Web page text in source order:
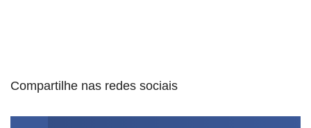
Compartilhe nas redes sociais